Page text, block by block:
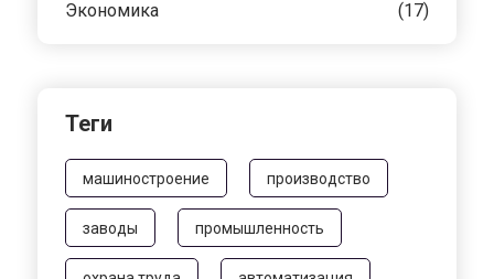
Экономика (17)
Теги
машиностроение производство
заводы промышленность